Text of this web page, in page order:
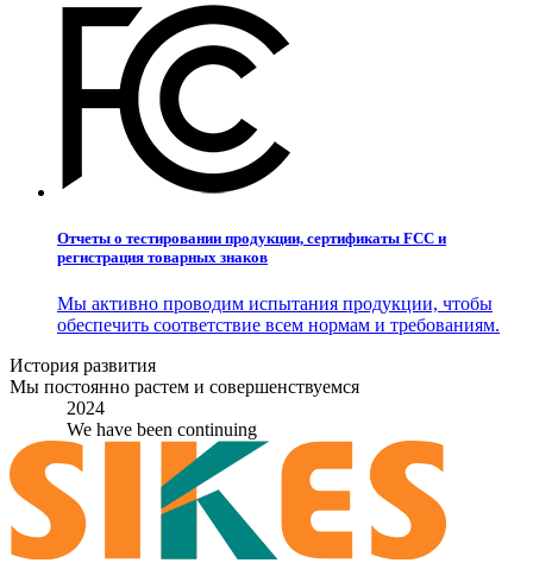
Отчеты о тестировании продукции, сертификаты FCC и
регистрация товарных знаков
Мы активно проводим испытания продукции, чтобы
обеспечить соответствие всем нормам и требованиям.
История развития
Мы постоянно растем и совершенствуемся
2024
We have been continuing